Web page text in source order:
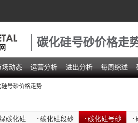
碳化硅号砂价格走
场动态 运营分析 进出分析 每周综述
硅号砂价格走势
碳化硅 · 碳化硅段砂 ·碳化硅号砂 ·